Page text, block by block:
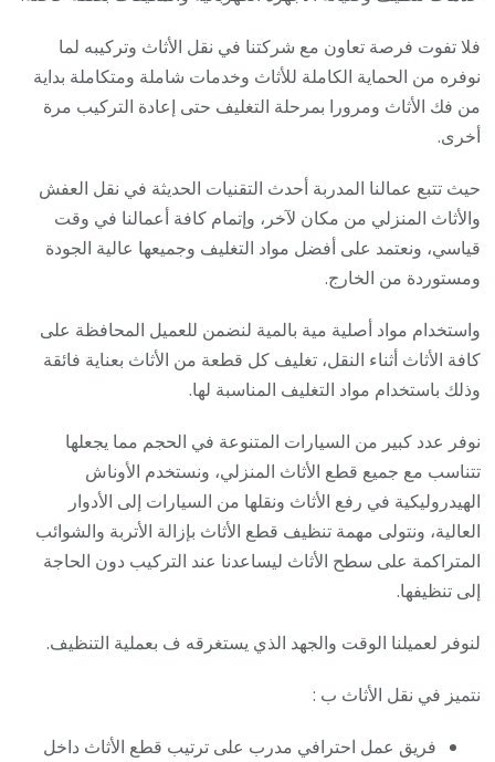
فلا تفوت فرصة تعاون مع شركتنا في نقل الأثاث وتركيبه لما
نوفره من الحماية الكاملة للأثاث وخدمات شاملة ومتكاملة بداية
من فك الأثاث ومرورا بمرحلة التغليف حتى إعادة التركيب مرة
أخرى.
حيث تتبع عمالنا المدربة أحدث التقنيات الحديثة في نقل العفش
والأثاث المنزلي من مكان لآخر، وإتمام كافة أعمالنا في وقت
قياسي، ونعتمد على أفضل مواد التغليف وجميعها عالية الجودة
ومستوردة من الخارج.
واستخدام مواد أصلية مية بالمية لنضمن للعميل المحافظة على
كافة الأثاث أثناء النقل، تغليف كل قطعة من الأثاث بعناية فائقة
وذلك باستخدام مواد التغليف المناسبة لها.
نوفر عدد كبير من السيارات المتنوعة في الحجم مما يجعلها
تتناسب مع جميع قطع الأثاث المنزلي، ونستخدم الأوناش
الهيدروليكية في رفع الأثاث ونقلها من السيارات إلى الأدوار
العالية، ونتولى مهمة تنظيف قطع الأثاث بإزالة الأتربة والشوائب
المتراكمة على سطح الأثاث ليساعدنا عند التركيب دون الحاجة
إلى تنظيفها.
لنوفر لعميلنا الوقت والجهد الذي يستغرقه ف بعملية التنظيف.
نتميز في نقل الأثاث ب :
فريق عمل احترافي مدرب على ترتيب قطع الأثاث داخل